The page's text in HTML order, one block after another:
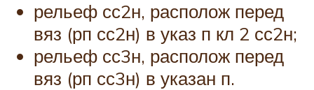
рельеф сс2н, располож перед
вяз (рп сс2н) в указ п кл 2 сс2н;
рельеф сс3н, располож перед
вяз (рп сс3н) в указан п.